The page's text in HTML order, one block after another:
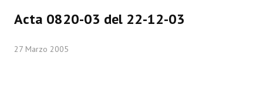
Acta 0820-03 del 22-12-03
27 Marzo 2005